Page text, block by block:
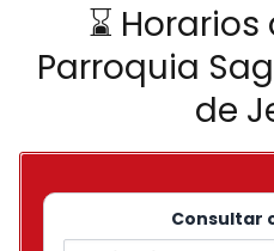
⌛
Parroquia
de
Consultar